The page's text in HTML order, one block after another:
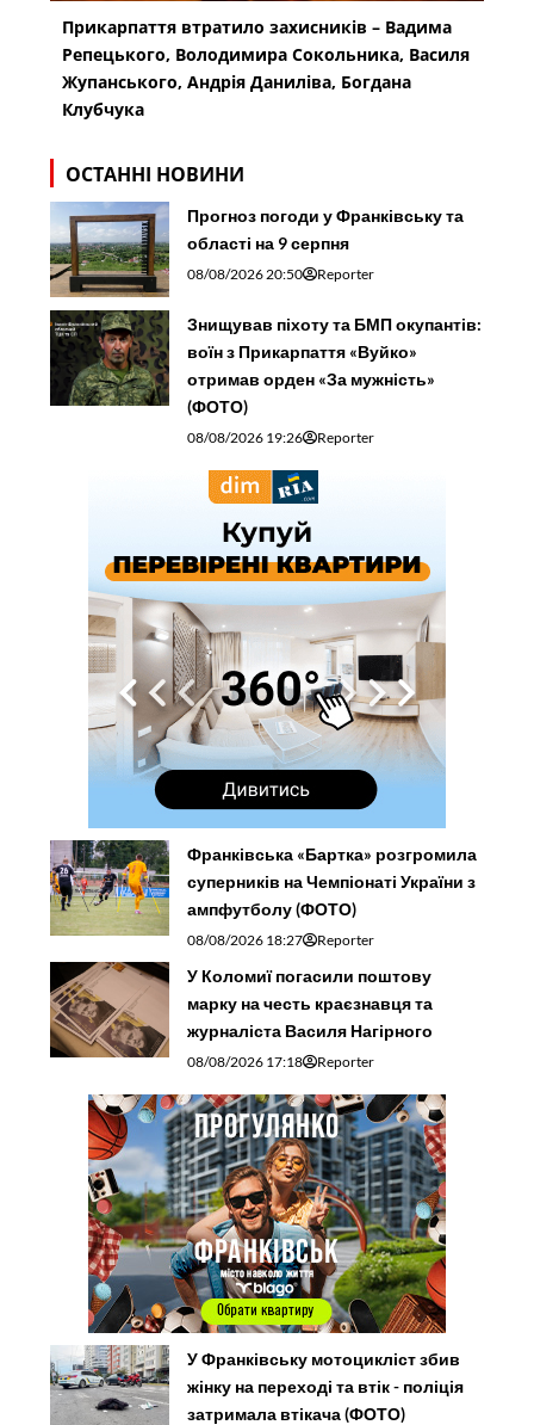
Прикарпаття втратило захисників – Вадима
Репецького, Володимира Сокольника, Василя
Жупанського, Андрія Даниліва, Богдана
Клубчука
ОСТАННІ НОВИНИ
Прогноз погоди у Франківську та
області на 9 серпня
08/08/2026 20:50 Reporter
Знищував піхоту та БМП окупантів:
воїн з Прикарпаття «Вуйко»
отримав орден «За мужність»
(ФОТО)
08/08/2026 19:26 Reporter
Франківська «Бартка» розгромила
суперників на Чемпіонаті України з
ампфутболу (ФОТО)
08/08/2026 18:27 Reporter
У Коломиї погасили поштову
марку на честь краєзнавця та
журналіста Василя Нагірного
08/08/2026 17:18 Reporter
У Франківську мотоцикліст збив
жінку на переході та втік - поліція
затримала втікача (ФОТО)